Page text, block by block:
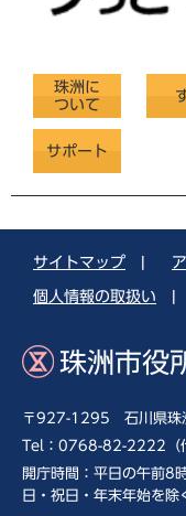
珠洲に
ついて
サポート
サイトマップ
個人情報の取扱い
珠洲市役
〒927-1295 石川県珠
Tel：0768-82-2222（
開庁時間：平日の午前
日・祝日・年末年始を除